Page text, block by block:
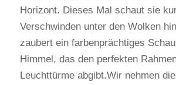
Horizont. Dieses Mal schaut sie
Verschwinden unter den Wolken
zaubert ein farbenprächtiges
Himmel, das den perfekten
Leuchttürme abgibt.Wir nehmen